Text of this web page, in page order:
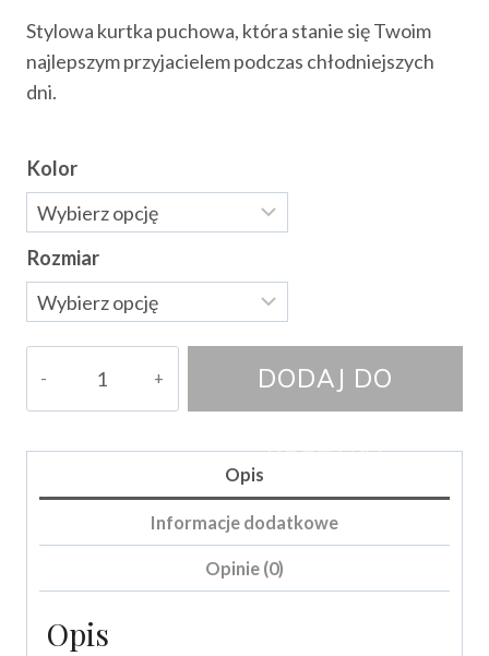
wynosiła:wynosi:
Stylowa kurtka puchowa, która stanie się Twoim
najlepszym przyjacielem podczas chłodniejszych
dni.
Kolor
Rozmiar
DODAJ DO
KOSZYKA
Opis
Informacje dodatkowe
Opinie (0)
Opis